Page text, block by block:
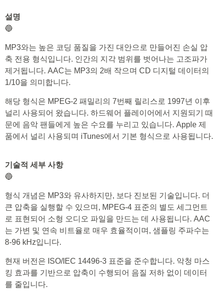
설명
🔵
MP3와는 높은 코딩 품질을 가진 대안으로 만들어진 손실 압
축 전용 형식입니다. 인간의 지각 범위를 벗어나는 고조파가
제거됩니다. AAC는 MP3의 2배 작으며 CD 디지털 데이터의
1/10을 의미합니다.
해당 형식은 MPEG-2 패밀리의 7번째 릴리스로 1997년 이후
널리 사용되어 왔습니다. 하드웨어 플레이어에서 지원되기 때
문에 음악 팬들에게 높은 수요를 누리고 있습니다. Apple 제
품에서 널리 사용되며 iTunes에서 기본 형식으로 사용됩니다.
기술적 세부 사항
🔵
형식 개념은 MP3와 유사하지만, 보다 진보된 기술입니다. 더
큰 압축을 실행할 수 있으며, MPEG-4 표준의 별도 세그먼트
로 표현되어 소형 오디오 파일을 만드는 데 사용됩니다. AAC
는 가변 및 연속 비트율로 매우 효율적이며, 샘플링 주파수는
8-96 kHz입니다.
현재 버전은 ISO/IEC 14496-3 표준을 준수합니다. 악청 마스
킹 효과를 기반으로 압축이 수행되어 음질 저하 없이 데이터
를 줄입니다.